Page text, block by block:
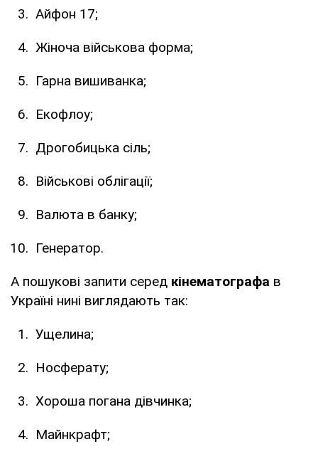
Айфон 17;
Жіноча військова форма;
Гарна вишиванка;
Екофлоу;
Дрогобицька сіль;
Військові облігації;
Валюта в банку;
Генератор.
А пошукові запити серед кінематографа в
Україні нині виглядають так:
Ущелина;
Носферату;
Хороша погана дівчинка;
Майнкрафт;